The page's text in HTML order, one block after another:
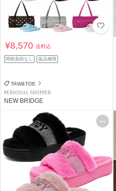
¥8,570送料込
関税負担なし 返品補償
TAW&TOE
PERSONAL SHOPPER
NEW BRIDGE